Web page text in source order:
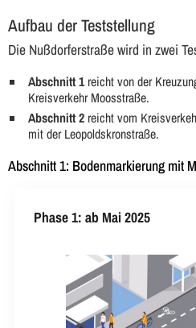
Aufbau der Teststellung
Die Nußdorferstraße wird in zwei
Abschnitt 1reicht von der
Kreisverkehr Moosstraße.
Abschnitt 2 reicht vom
mit der Leopoldskronstraße.
Abschnitt 1: Bodenmarkierung mit
Phase 1: ab Mai 2025